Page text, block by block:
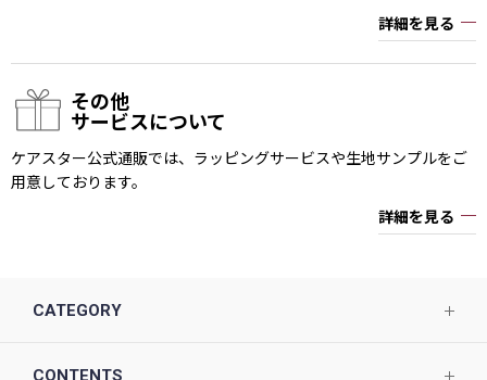
詳細を見る
その他
サービスについて
ケアスター公式通販では、ラッピングサービスや生地サンプルをご
用意しております。
詳細を見る
CATEGORY
CONTENTS